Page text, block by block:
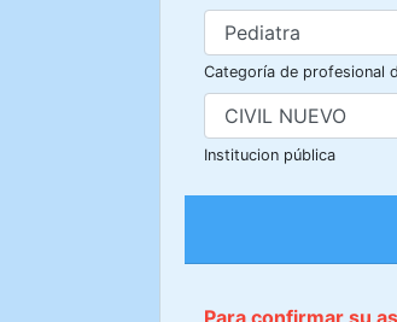
Categoría de profesional
Institucion pública